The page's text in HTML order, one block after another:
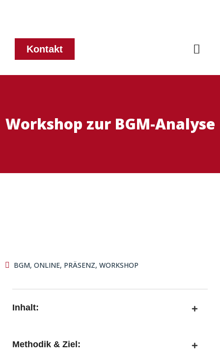
Kontakt
Workshop zur BGM-Analyse
BGM, ONLINE, PRÄSENZ, WORKSHOP
Inhalt:
Methodik & Ziel: